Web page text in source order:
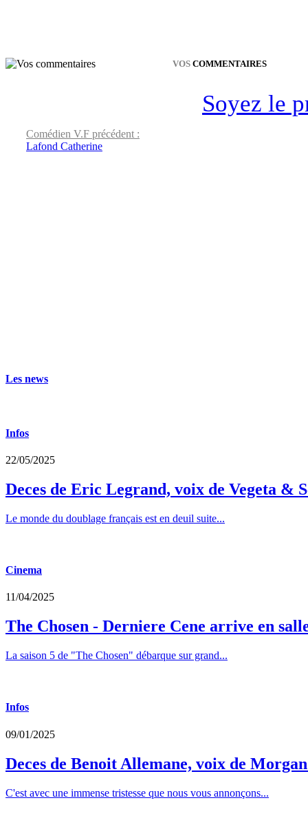
VOS COMMENTAIRES
Soyez le
Comédien V.F précédent :
Lafond Catherine
Les news
Infos
22/05/2025
Deces de Eric Legrand, voix de Vegeta &
Le monde du doublage français est en deuil suite...
Cinema
11/04/2025
The Chosen - Derniere Cene arrive en
La saison 5 de "The Chosen" débarque sur grand...
Infos
09/01/2025
Deces de Benoit Allemane, voix de
C'est avec une immense tristesse que nous vous annonçons...